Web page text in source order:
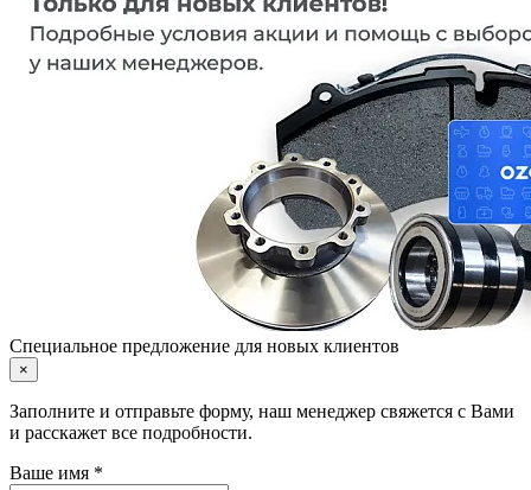
Специальное предложение для новых клиентов
×
Заполните и отправьте форму, наш менеджер свяжется с Вами
и расскажет все подробности.
Ваше имя *